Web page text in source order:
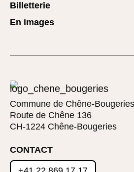
Billetterie
En images
Commune de Chêne-Bougeries
Route de Chêne 136
CH-1224 Chêne-Bougeries
CONTACT